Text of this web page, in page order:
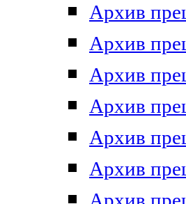
Архив
Архив
Архив
Архив
Архив
Архив